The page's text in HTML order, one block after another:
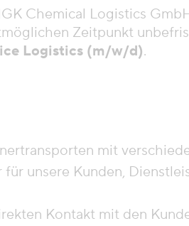
Chemical Logistics
Zeitpunkt
Logistics (m/w/d).
mit
unsere Kunden,
Kontakt mit den